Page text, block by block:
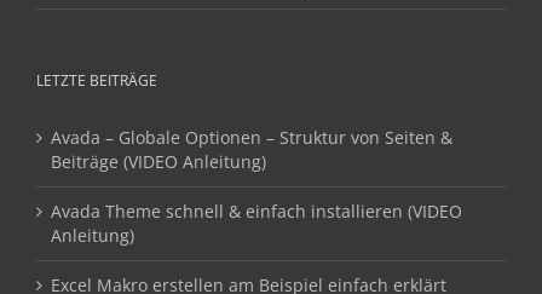
LETZTE BEITRÄGE
Avada – Globale Optionen – Struktur von Seiten &
Beiträge (VIDEO Anleitung)
Avada Theme schnell & einfach installieren (VIDEO
Anleitung)
Excel Makro erstellen am Beispiel einfach erklärt